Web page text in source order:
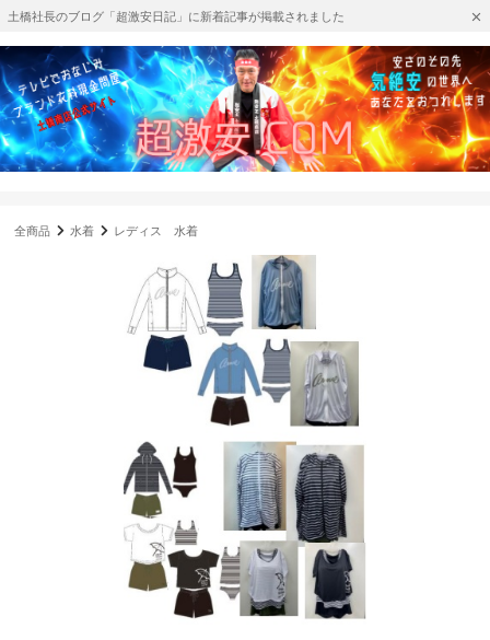
土橋社長のブログ「超激安日記」に新着記事が掲載されました
全商品 水着 レディス 水着